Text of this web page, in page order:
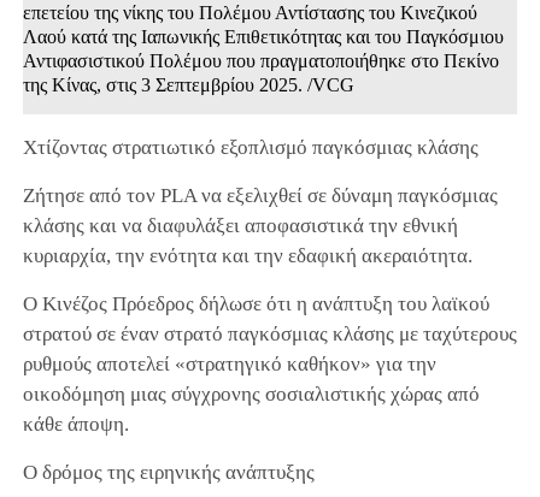
επετείου της νίκης του Πολέμου Αντίστασης του Κινεζικού
Λαού κατά της Ιαπωνικής Επιθετικότητας και του Παγκόσμιου
Αντιφασιστικού Πολέμου που πραγματοποιήθηκε στο Πεκίνο
της Κίνας, στις 3 Σεπτεμβρίου 2025. /VCG
Χτίζοντας στρατιωτικό εξοπλισμό παγκόσμιας κλάσης
Ζήτησε από τον PLA να εξελιχθεί σε δύναμη παγκόσμιας
κλάσης και να διαφυλάξει αποφασιστικά την εθνική
κυριαρχία, την ενότητα και την εδαφική ακεραιότητα.
Ο Κινέζος Πρόεδρος δήλωσε ότι η ανάπτυξη του λαϊκού
στρατού σε έναν στρατό παγκόσμιας κλάσης με ταχύτερους
ρυθμούς αποτελεί «στρατηγικό καθήκον» για την
οικοδόμηση μιας σύγχρονης σοσιαλιστικής χώρας από
κάθε άποψη.
Ο δρόμος της ειρηνικής ανάπτυξης